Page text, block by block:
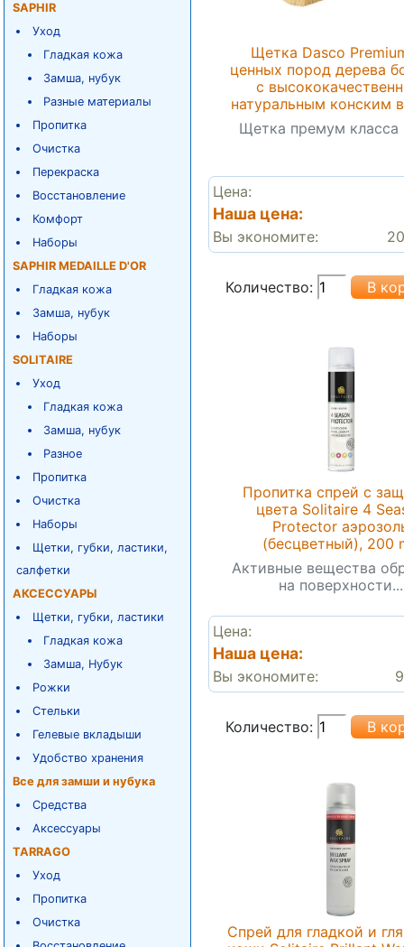
SAPHIR
Уход
Гладкая кожа
Замша, нубук
Разные материалы
Пропитка
Очистка
Перекраска
Восстановление
Комфорт
Наборы
SAPHIR MEDAILLE D'OR
Гладкая кожа
Замша, нубук
Наборы
SOLITAIRE
Уход
Гладкая кожа
Замша, нубук
Разное
Пропитка
Очистка
Наборы
Щетки, губки, ластики,
салфетки
АКСЕССУАРЫ
Щетки, губки, ластики
Гладкая кожа
Замша, Нубук
Рожки
Стельки
Гелевые вкладыши
Удобство хранения
Все для замши и нубука
Средства
Аксессуары
TARRAGO
Уход
Пропитка
Очистка
Щетка Dasco
ценных пород дерева
с
натуральным конским
Щетка премум класса
Цена:
Наша цена:
Вы экономите:
Количество:
Пропитка спрей с
цвета Solitaire 4
Protector
(бесцветный), 200
Активные вещества
на поверхности...
Цена:
Наша цена:
Вы экономите:
Количество:
Спрей для гладкой и